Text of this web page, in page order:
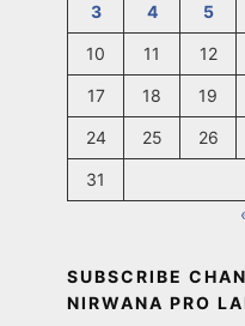
3 4 5
10 11 12
17 18 19
24 25 26
31
SUBSCRIBE
NIRWANA PRO